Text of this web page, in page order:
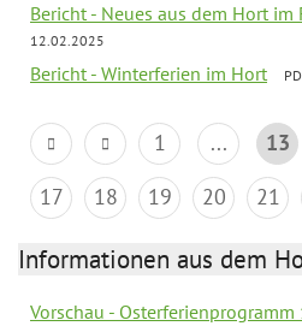
Bericht - Neues aus dem Hort im
12.02.2025
Bericht - Winterferien im Hort
1 ... 13
17
18 19 20 21
Informationen aus dem
Vorschau - Osterferienprogramm